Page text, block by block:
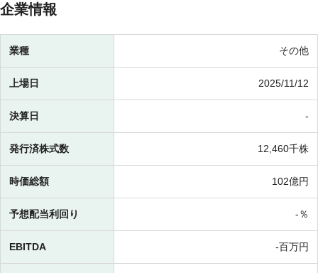
企業情報
業種 その他
上場日 2025/11/12
決算日 -
発行済株式数 12,460千株
時価総額 102億円
予想配当利回り -％
EBITDA -百万円